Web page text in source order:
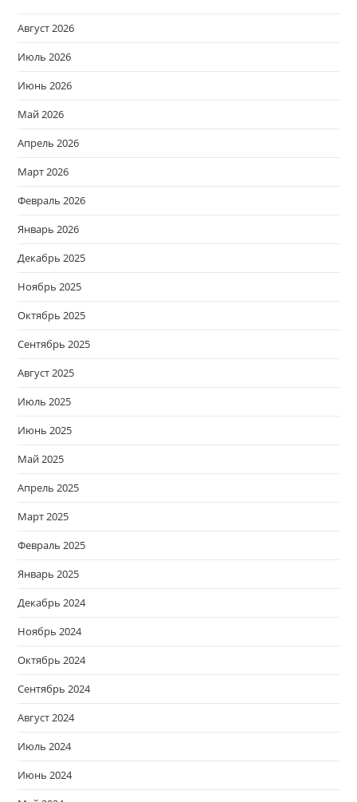
Август 2026
Июль 2026
Июнь 2026
Май 2026
Апрель 2026
Март 2026
Февраль 2026
Январь 2026
Декабрь 2025
Ноябрь 2025
Октябрь 2025
Сентябрь 2025
Август 2025
Июль 2025
Июнь 2025
Май 2025
Апрель 2025
Март 2025
Февраль 2025
Январь 2025
Декабрь 2024
Ноябрь 2024
Октябрь 2024
Сентябрь 2024
Август 2024
Июль 2024
Июнь 2024